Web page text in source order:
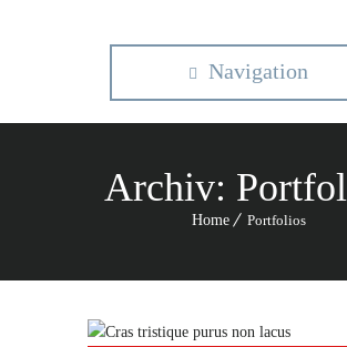
Navigation
Archiv:
Home Portfolios